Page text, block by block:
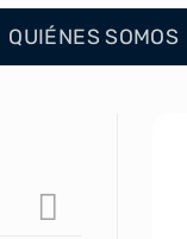
QUIÉNES SOMOS